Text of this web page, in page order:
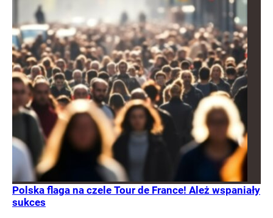
Polska flaga na czele Tour de France! Ależ wspaniały
sukces